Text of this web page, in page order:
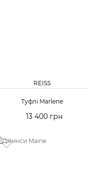
REISS
Туфлі Marlene
13 400 грн